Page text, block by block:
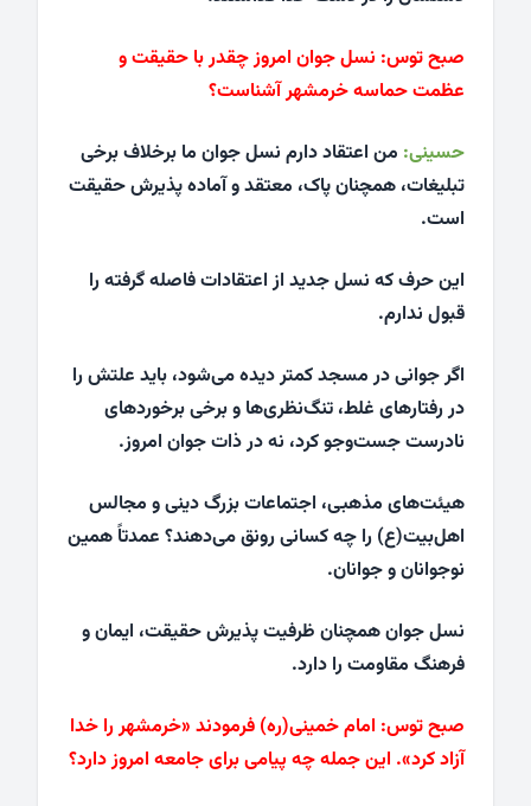
صبح توس: نسل جوان امروز چقدر با حقیقت و
عظمت حماسه خرمشهر آشناست؟
حسینی: من اعتقاد دارم نسل جوان ما برخلاف برخی
تبلیغات، همچنان پاک، معتقد و آماده پذیرش حقیقت
است.
این حرف که نسل جدید از اعتقادات فاصله گرفته را
قبول ندارم.
اگر جوانی در مسجد کمتر دیده می‌شود، باید علتش را
در رفتارهای غلط، تنگ‌نظری‌ها و برخی برخوردهای
نادرست جست‌وجو کرد، نه در ذات جوان امروز.
هیئت‌های مذهبی، اجتماعات بزرگ دینی و مجالس
اهل‌بیت(ع) را چه کسانی رونق می‌دهند؟ عمدتاً همین
نوجوانان و جوانان.
نسل جوان همچنان ظرفیت پذیرش حقیقت، ایمان و
فرهنگ مقاومت را دارد.
صبح توس: امام خمینی(ره) فرمودند «خرمشهر را خدا
آزاد کرد». این جمله چه پیامی برای جامعه امروز دارد؟